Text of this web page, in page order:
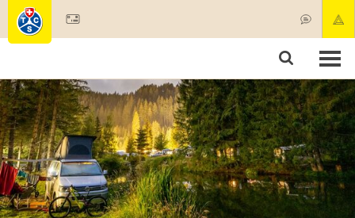
Mitgliedschaft & Leistungen
Test, Sicherheit & Gesundheit